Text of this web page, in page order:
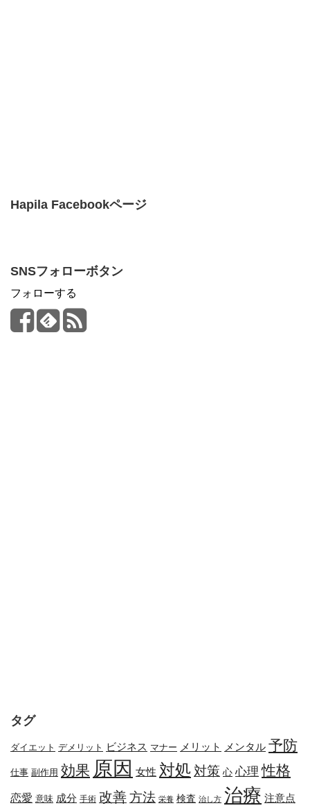
Hapila Facebookページ
SNSフォローボタン
フォローする
タグ
ダイエット デメリット ビジネス マナー メリット メンタル 予防
仕事 副作用 効果 原因 女性 対処 対策 心 心理 性格
恋愛 意味 成分 手術 改善方法 栄養 検査 治し方 治療 注意点